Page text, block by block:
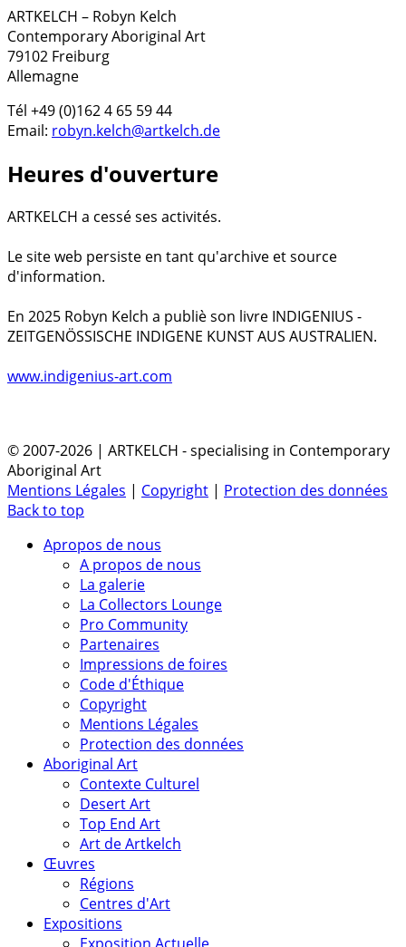
ARTKELCH – Robyn Kelch
Contemporary Aboriginal Art
79102 Freiburg
Allemagne
Tél +49 (0)162 4 65 59 44
Email: robyn.kelch@artkelch.de
Heures d'ouverture
ARTKELCH a cessé ses activités.
Le site web persiste en tant qu'archive et source
d'information.
En 2025 Robyn Kelch a publiè son livre INDIGENIUS -
ZEITGENÖSSISCHE INDIGENE KUNST AUS AUSTRALIEN.
www.indigenius-art.com
© 2007-2026 | ARTKELCH - specialising in Contemporary
Aboriginal Art
Mentions Légales | Copyright | Protection des données
Back to top
Apropos de nous
A propos de nous
La galerie
La Collectors Lounge
Pro Community
Partenaires
Impressions de foires
Code d'Éthique
Copyright
Mentions Légales
Protection des données
Aboriginal Art
Contexte Culturel
Desert Art
Top End Art
Art de Artkelch
Œuvres
Régions
Centres d'Art
Expositions